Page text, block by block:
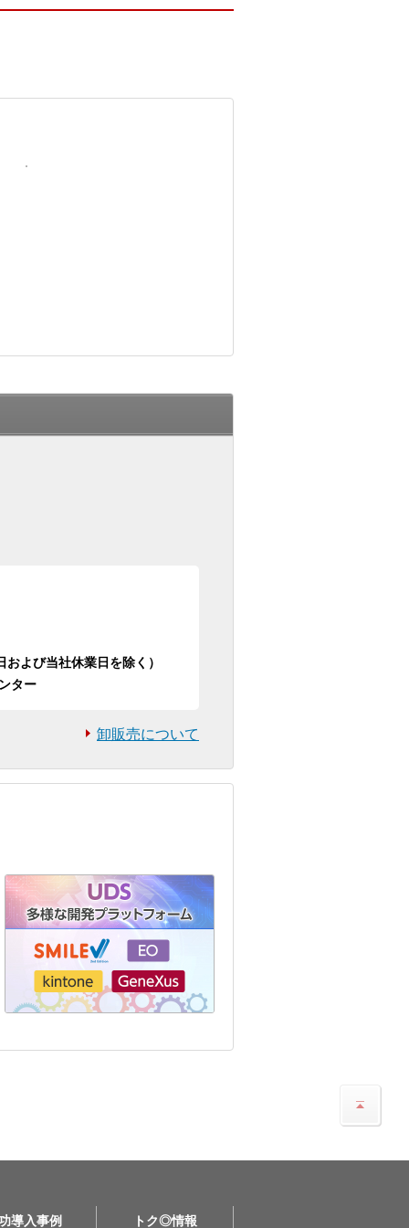
よび当社休業日を除く）
ター
卸販売について
導入事例 トク◎情報